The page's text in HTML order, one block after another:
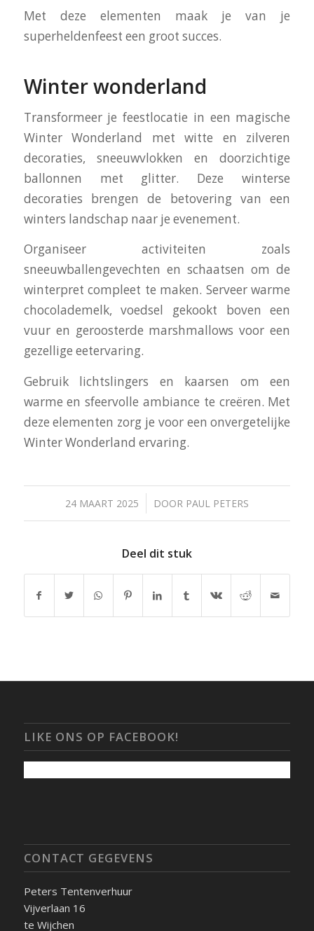
Met deze elementen maak je van je
superheldenfeest een groot succes.
Winter wonderland
Transformeer je feestlocatie in een magische
Winter Wonderland met witte en zilveren
decoraties, sneeuwvlokken en doorzichtige
ballonnen met glitter. Deze winterse
decoraties brengen de betovering van een
winters landschap naar je evenement.
Organiseer activiteiten zoals
sneeuwballengevechten en schaatsen om de
winterpret compleet te maken. Serveer warme
chocolademelk, voedsel gekookt boven een
vuur en geroosterde marshmallows voor een
gezellige eetervaring.
Gebruik lichtslingers en kaarsen om een
warme en sfeervolle ambiance te creëren. Met
deze elementen zorg je voor een onvergetelijke
Winter Wonderland ervaring.
24 MAART 2025
/ DOOR PAUL PETERS
Deel dit stuk
LIKE ONS OP FACEBOOK!
CONTACT GEGEVENS
Peters Tentenverhuur
Vijverlaan 16
te Wijchen